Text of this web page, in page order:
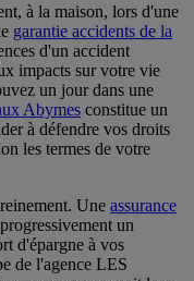
à la maison, lors d'une
garantie accidents de la
d'un accident
impacts sur votre vie
un jour dans une
Abymes constitue un
à défendre vos droits
les termes de votre
Une assurance
un
d'épargne à vos
de l'agence LES